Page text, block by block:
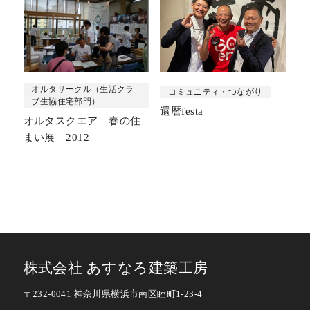
オルタサークル（生活クラ
ブ生協住宅部門）
オルタスクエア 春の住
まい展 2012
コミュニティ・つながり
還暦festa
株式会社 あすなろ建築工房
〒232-0041 神奈川県横浜市南区睦町1-23-4